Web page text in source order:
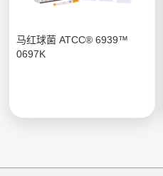
马红球菌 ATCC® 6939™
0697K